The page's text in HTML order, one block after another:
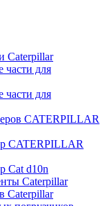
Caterpillar
части для
части для
CATERPILLAR
CATERPILLAR
Сat d10n
Caterpillar
Caterpillar